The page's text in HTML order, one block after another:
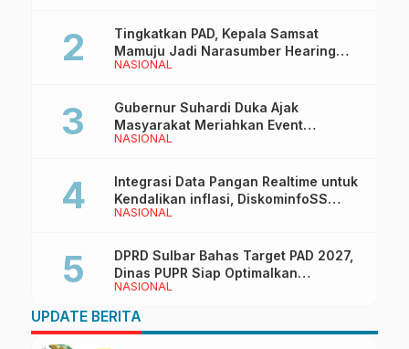
NASIONAL
Tingkatkan PAD, Kepala Samsat
Mamuju Jadi Narasumber Hearing
Bersama Wakil Ketua I DPRD Sulbar
NASIONAL
Gubernur Suhardi Duka Ajak
Masyarakat Meriahkan Event
Manakarra Fair 2026
NASIONAL
Integrasi Data Pangan Realtime untuk
Kendalikan inflasi, DiskominfoSS
Sulbar Kembangkan Sistem SAPEDA
NASIONAL
DPRD Sulbar Bahas Target PAD 2027,
Dinas PUPR Siap Optimalkan
Pendapatan Daerah
UPDATE BERITA